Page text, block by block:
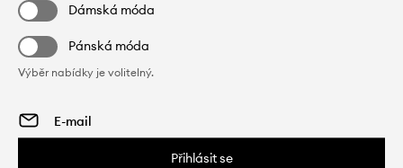
Dámská móda
Pánská móda
Výběr nabídky je volitelný.
Přihlásit se